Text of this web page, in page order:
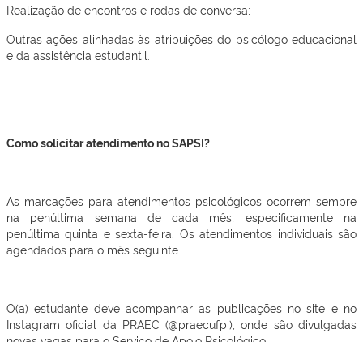
Realização de encontros e rodas de conversa;
Outras ações alinhadas às atribuições do psicólogo educacional
e da assistência estudantil.
Como solicitar atendimento no SAPSI?
As marcações para atendimentos psicológicos ocorrem sempre
na penúltima semana de cada mês, especificamente na
penúltima quinta e sexta-feira. Os atendimentos individuais são
agendados para o mês seguinte.
O(a) estudante deve acompanhar as publicações no site e no
Instagram oficial da PRAEC (@praecufpi), onde são divulgadas